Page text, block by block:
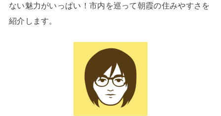
ない魅力がいっぱい！市内を巡って朝霞の住みやすさを
紹介します。